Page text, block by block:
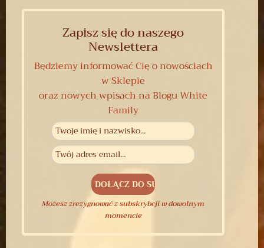
Zapisz się do naszego
Newslettera
Będziemy informować Cię o nowościach
w Sklepie
oraz nowych wpisach na Blogu White
Family
Możesz zrezygnować z subskrybcji w dowolnym
momencie